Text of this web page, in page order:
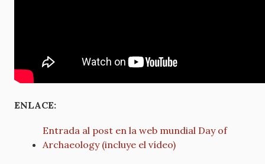
ENLACE:
Entrada al post en la web mundial Day of
Archaeology (incluye el vídeo)